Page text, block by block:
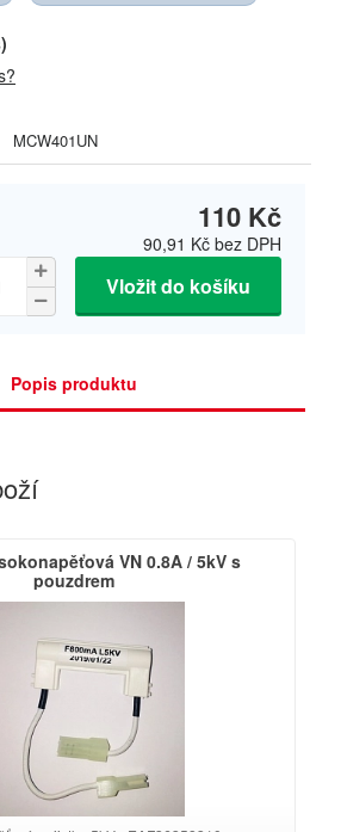
MCW401UN
110 Kč
90,91 Kč bez DPH
Vložit do košíku
Popis produktu
VN 0.8A / 5kV s
pouzdrem